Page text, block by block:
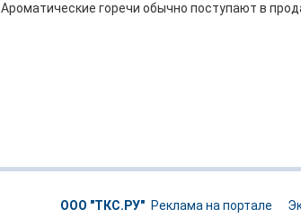
Ароматические горечи обычно поступают в
ООО "ТКС.РУ" Реклама на портале